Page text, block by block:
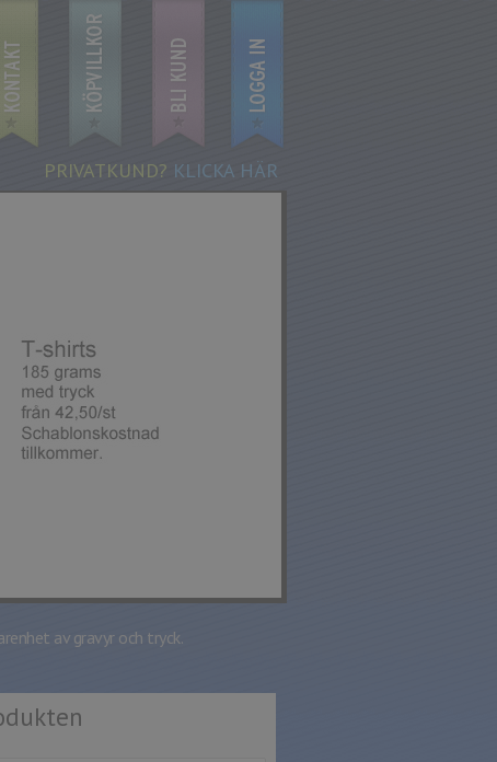
PRIVATKUND? KLICKA HÄR
av gravyr och tryck.